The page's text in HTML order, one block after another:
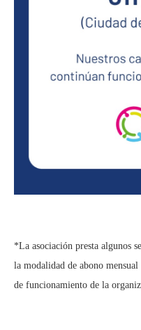
*La asociación presta algunos
la modalidad de abono mensual
de funcionamiento de la